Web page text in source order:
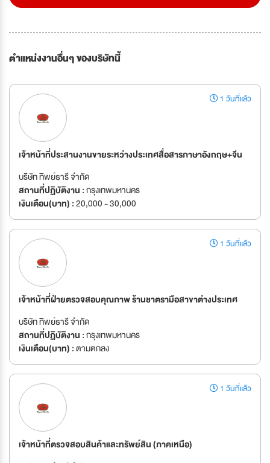
ตำแหน่งงานอื่นๆ ของบริษัทนี้
1 วันที่แล้ว
เจ้าหน้าที่ประสานงานขายระหว่างประเทศสื่อสารภาษาอังกฤษ+จีน
บริษัท ทิพย์ธารี จำกัด
สถานที่ปฏิบัติงาน :กรุงเทพมหานคร
เงินเดือน(บาท) :20,000 - 30,000
1 วันที่แล้ว
เจ้าหน้าที่ฝ่ายตรวจสอบคุณภาพ ร้านชาตรามือสาขาต่างประเทศ
บริษัท ทิพย์ธารี จำกัด
สถานที่ปฏิบัติงาน :กรุงเทพมหานคร
เงินเดือน(บาท) :ตามตกลง
1 วันที่แล้ว
เจ้าหน้าที่ตรวจสอบสินค้าและทรัพย์สิน (ภาคเหนือ)